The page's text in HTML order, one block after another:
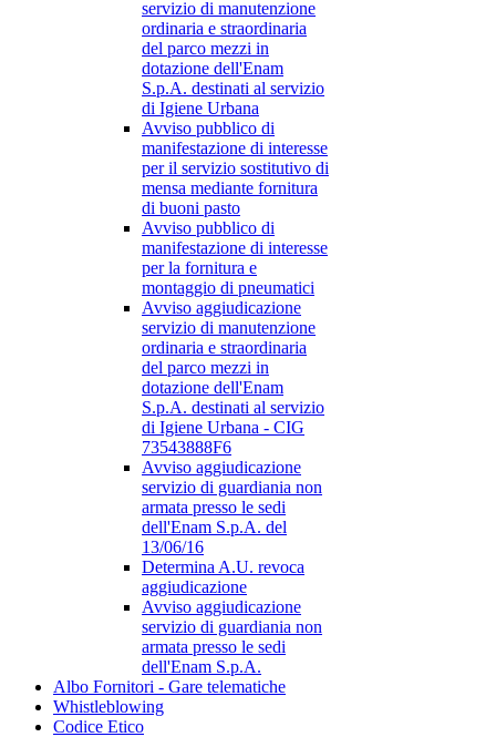
servizio di manutenzione
ordinaria e straordinaria
del parco mezzi in
dotazione dell'Enam
S.p.A. destinati al servizio
di Igiene Urbana
Avviso pubblico di
manifestazione di interesse
per il servizio sostitutivo di
mensa mediante fornitura
di buoni pasto
Avviso pubblico di
manifestazione di interesse
per la fornitura e
montaggio di pneumatici
Avviso aggiudicazione
servizio di manutenzione
ordinaria e straordinaria
del parco mezzi in
dotazione dell'Enam
S.p.A. destinati al servizio
di Igiene Urbana - CIG
73543888F6
Avviso aggiudicazione
servizio di guardiania non
armata presso le sedi
dell'Enam S.p.A. del
13/06/16
Determina A.U. revoca
aggiudicazione
Avviso aggiudicazione
servizio di guardiania non
armata presso le sedi
dell'Enam S.p.A.
Albo Fornitori - Gare telematiche
Whistleblowing
Codice Etico